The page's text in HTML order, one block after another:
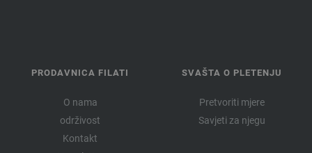
PRODAVNICA FILATI
O nama
održivost
Kontakt
SVAŠTA O PLETENJU
Pretvoriti mjere
Savjeti za njegu